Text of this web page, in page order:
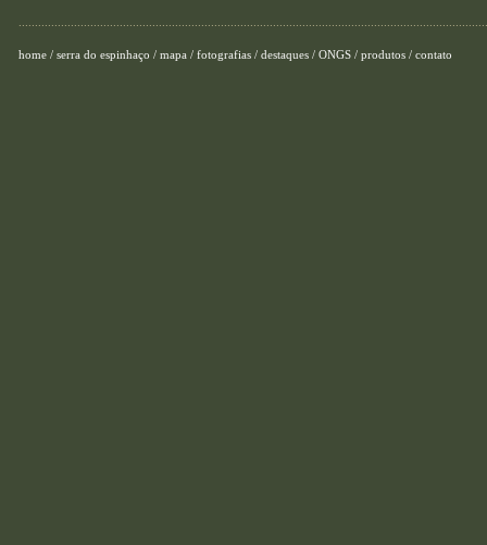
home / serra do espinhaço / mapa / fotografias / destaques / ONGS / produtos / contato